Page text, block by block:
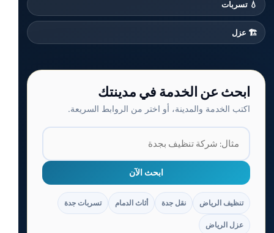
💧 تسربات
🏗️ عزل
ابحث عن الخدمة في مدينتك
اكتب الخدمة والمدينة، أو اختر من الروابط السريعة.
ابحث الآن
تنظيف الرياض نقل جدة أثاث الدمام تسربات جدة
عزل الرياض